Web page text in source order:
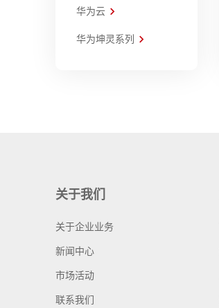
华为云
华为坤灵系列
关于我们
关于企业业务
新闻中心
市场活动
联系我们